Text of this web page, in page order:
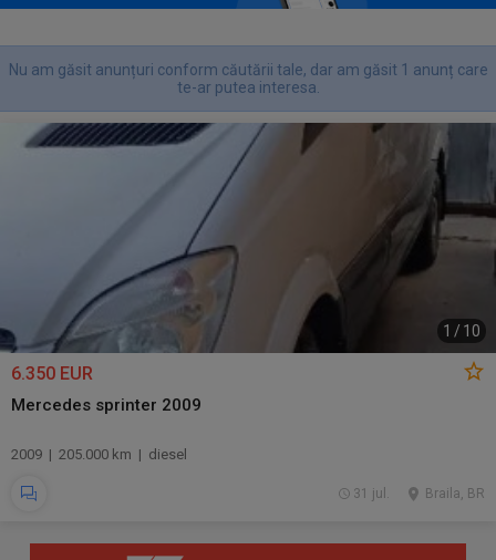
Nu am găsit anunțuri conform căutării tale, dar am găsit 1 anunț care
te-ar putea interesa.
1 / 10
6.350 EUR
Mercedes sprinter 2009
2009 | 205.000 km | diesel
Braila, BR
31 jul.